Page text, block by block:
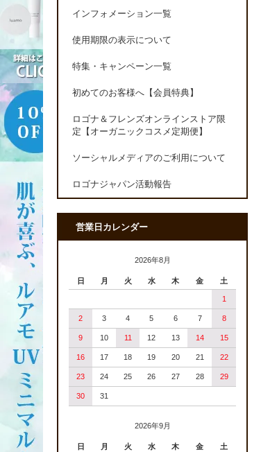
インフォメーション一覧
使用期限の表示について
特集・キャンペーン一覧
初めてのお客様へ【会員特典】
ロゴナ＆フレンズオンラインストア限
定【オーガニックコスメ定期便】
ソーシャルメディアのご利用について
ロゴナジャパン活動報告
営業日カレンダー
2026年8月
日 月 火 水 木 金 土
1
2 3 4 5 6 7 8
9 10 11 12 13 14 15
16 17 18 19 20 21 22
23 24 25 26 27 28 29
30 31
2026年9月
日 月 火 水 木 金 土